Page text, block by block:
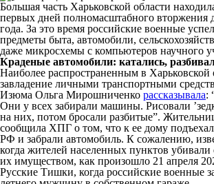
Большая часть Харьковской области
первых дней полномасштабного вторжения
года. За это время российские военные
предметы быта, автомобили,
даже микросхемы с компьютеров научного
Краденые автомобили: катались,
Наиболее распространенным в Харьковской
завладение личными транспортными
Изюма Ольга Мирошниченко рассказывала:
Они у всех забирали машины. Рисовали
на них, потом бросали разбитые”.
сообщила ХПГ о том, что к ее дому
РФ и забрали автомобиль. К сожалению,
когда жителей населенных пунктов убивали
их имуществом, как произошло 21 апреля
Русские Тишки, когда российские военные